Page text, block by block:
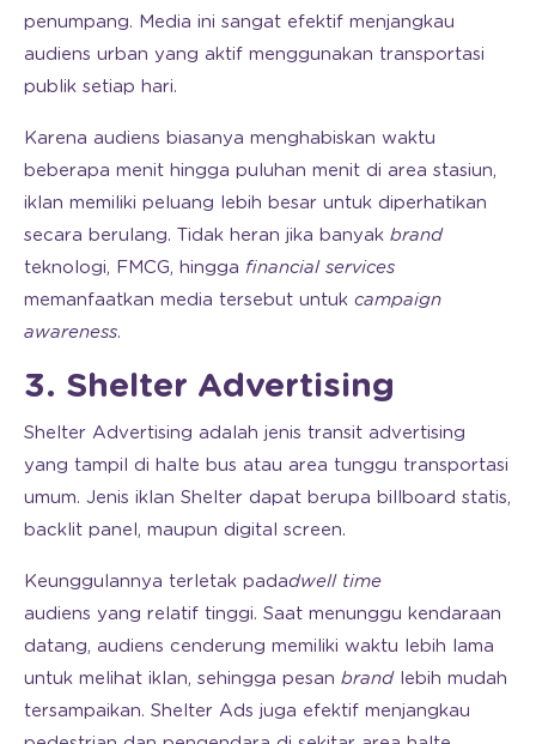
penumpang. Media ini sangat efektif menjangkau
audiens urban yang aktif menggunakan transportasi
publik setiap hari.
Karena audiens biasanya menghabiskan waktu
beberapa menit hingga puluhan menit di area stasiun,
iklan memiliki peluang lebih besar untuk diperhatikan
secara berulang. Tidak heran jika banyak brand
teknologi, FMCG, hingga financial services
memanfaatkan media tersebut untuk campaign
awareness.
3. Shelter Advertising
Shelter Advertising adalah jenis transit advertising
yang tampil di halte bus atau area tunggu transportasi
umum. Jenis iklan Shelter dapat berupa billboard statis,
backlit panel, maupun digital screen.
Keunggulannya terletak padadwell time
audiens yang relatif tinggi. Saat menunggu kendaraan
datang, audiens cenderung memiliki waktu lebih lama
untuk melihat iklan, sehingga pesan brand lebih mudah
tersampaikan. Shelter Ads juga efektif menjangkau